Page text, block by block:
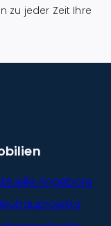
zu jeder Zeit Ihre
Angebote